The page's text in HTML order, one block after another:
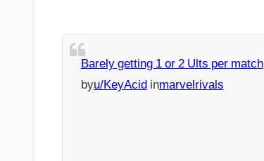
Barely getting 1 or 2 Ults per match
byu/KeyAcidinmarvelrivals